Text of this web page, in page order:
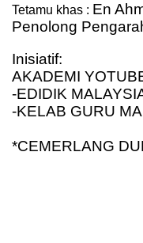
Tetamu khas : En
Penolong
Inisiatif:
AKADEMI
-EDIDIK
-KELAB GURU
*CEMERLANG